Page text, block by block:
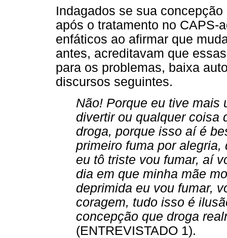
Indagados se sua
após o tratamento no CAPS-
enfáticos ao afirmar que
antes, acreditavam que
para os problemas, baixa
discursos seguintes.
Não! Porque eu tive mais
divertir ou qualquer coisa
droga, porque isso aí é
primeiro fuma por
eu tô triste vou fumar, aí
dia em que minha mãe
deprimida eu vou fumar,
coragem, tudo isso é
concepção que droga
(ENTREVISTADO 1).